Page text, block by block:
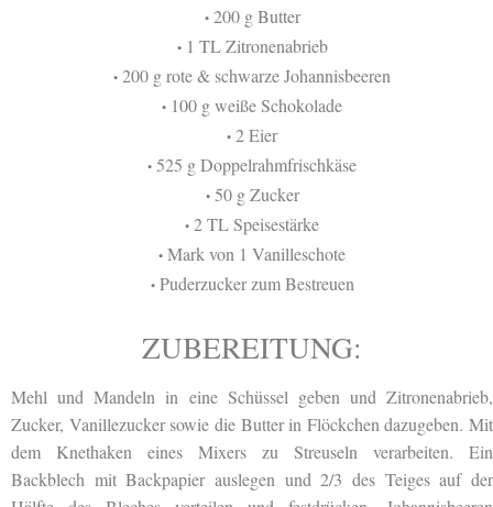
•200 g Butter
•1 TL Zitronenabrieb
• 200 g rote & schwarze Johannisbeeren
• 100 g weiße Schokolade
• 2 Eier
• 525 g Doppelrahmfrischkäse
•50 g Zucker
• 2 TL Speisestärke
• Mark von 1 Vanilleschote
•Puderzucker zum Bestreuen
ZUBEREITUNG:
Mehl und Mandeln in eine Schüssel geben und Zitronenabrieb,
Zucker, Vanillezucker sowie die Butter in Flöckchen dazugeben. Mit
dem Knethaken eines Mixers zu Streuseln verarbeiten. Ein
Backblech mit Backpapier auslegen und 2/3 des Teiges auf der